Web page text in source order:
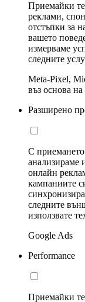
Приемайки
реклами,
отстъпки за
вашето
измерваме
следните
Meta-Pixel,
въз основа
Разширено
С
анализираме
онлайн
кампаниите
следните
използвате
Google Ads
Performance
Приемайки